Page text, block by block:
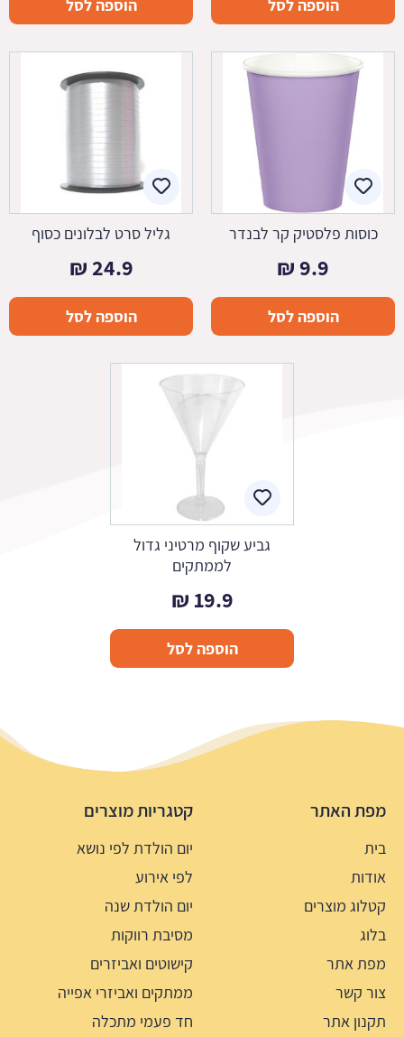
הוספה לסל הוספה לסל
כוסות פלסטיק קר לבנדר
9.9
₪
הוספה לסל
גליל סרט לבלונים כסוף
24.9
₪
הוספה לסל
גביע שקוף מרטיני גדול
לממתקים
19.9
₪
הוספה לסל
מפת האתר
בית
אודות
קטלוג מוצרים
בלוג
מפת אתר
צור קשר
תקנון אתר
קטגריות מוצרים
יום הולדת לפי נושא
לפי אירוע
יום הולדת שנה
מסיבת רווקות
קישוטים ואביזרים
ממתקים ואביזרי אפייה
חד פעמי מתכלה